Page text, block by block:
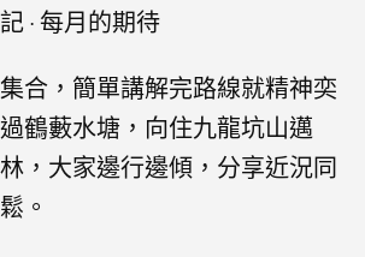
· 每月的期待
合，簡單講解完路線就精神奕
鶴藪水塘，向住九龍坑山邁
，大家邊行邊傾，分享近況同
。